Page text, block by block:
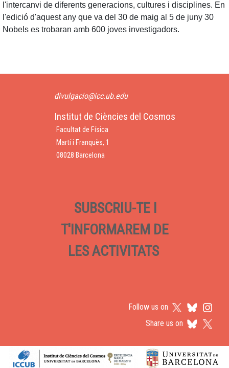
l'intercanvi de diferents generacions, cultures i disciplines. En
l'edició d'aquest any que va del 30 de maig al 5 de juny 30
Nobels es trobaran amb 600 joves investigadors.
divulgacio@icc.ub.edu
Institut de Ciències del Cosmos
Facultat de Física
Martí i Franquès, 1
08028 Barcelona
SUBSCRIU-TE I
T'INFORMAREM DE
LES ACTIVITATS
Follow us on
Share us on
Logos footer